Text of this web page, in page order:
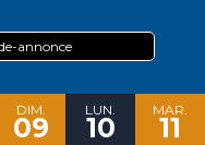
annonce
DIM.
09
LUN.
10
MAR.
11